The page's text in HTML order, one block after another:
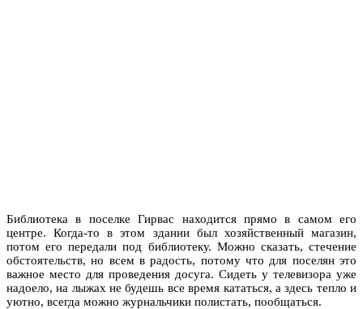
Библиотека в поселке Гирвас находится прямо в самом его
центре. Когда-то в этом здании был хозяйственный магазин,
потом его передали под библиотеку. Можно сказать, стечение
обстоятельств, но всем в радость, потому что для поселян это
важное место для проведения досуга. Сидеть у телевизора уже
надоело, на лыжах не будешь все время кататься, а здесь тепло и
уютно, всегда можно журнальчики полистать, пообщаться.